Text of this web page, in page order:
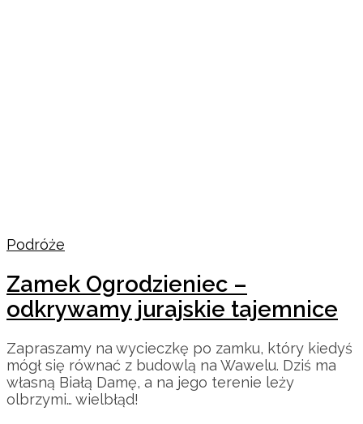
Podróże
Zamek Ogrodzieniec –
odkrywamy jurajskie tajemnice
Zapraszamy na wycieczkę po zamku, który kiedyś
mógł się równać z budowlą na Wawelu. Dziś ma
własną Białą Damę, a na jego terenie leży
olbrzymi… wielbłąd!